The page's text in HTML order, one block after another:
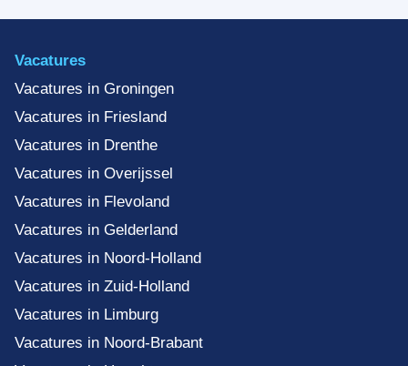
Vacatures
Vacatures in Groningen
Vacatures in Friesland
Vacatures in Drenthe
Vacatures in Overijssel
Vacatures in Flevoland
Vacatures in Gelderland
Vacatures in Noord-Holland
Vacatures in Zuid-Holland
Vacatures in Limburg
Vacatures in Noord-Brabant